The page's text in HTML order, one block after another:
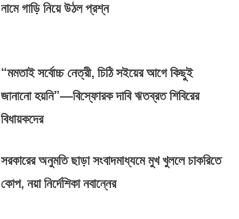
নামে গাড়ি নিয়ে উঠল প্রশ্ন
“মমতাই সর্বোচ্চ নেত্রী, চিঠি সইয়ের আগে কিছুই
জানানো হয়নি”—বিস্ফোরক দাবি ঋতব্রত শিবিরের
বিধায়কদের
সরকারের অনুমতি ছাড়া সংবাদমাধ্যমে মুখ খুললে চাকরিতে
কোপ, নয়া নির্দেশিকা নবান্নের